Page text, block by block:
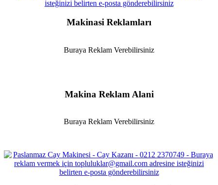
Makinasi Reklamları
Buraya Reklam Verebilirsiniz
Makina Reklam Alani
Buraya Reklam Verebilirsiniz